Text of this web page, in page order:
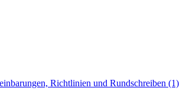
Richtlinien und Rundschreiben (1)